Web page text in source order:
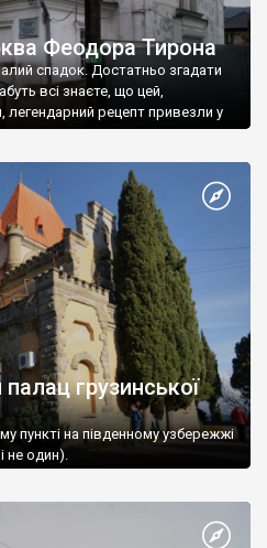
Феодора Тирона
спадок. Достатньо згадати
всі знаєте, що цей,
легендарний рецепт привезли у
грузинської
пункті на південному узбережжі
не один).